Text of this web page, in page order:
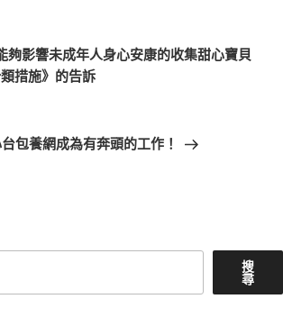
夠影響未成年人身心安康的收集甜心寶貝
措施》的告訴
包養網成為有奔頭的工作！
搜
尋